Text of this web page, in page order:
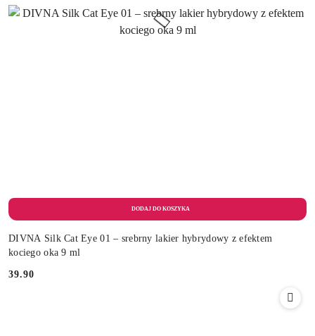
DIVNA Silk Cat Eye 01 – srebrny lakier hybrydowy z efektem
kociego oka 9 ml
Cena:
39.90